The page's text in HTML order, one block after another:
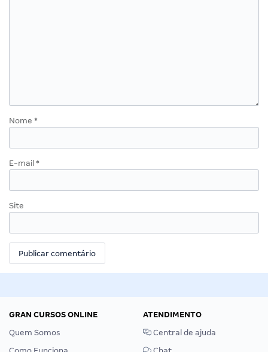
Nome *
E-mail *
Site
GRAN CURSOS ONLINE
Quem Somos
ATENDIMENTO
Central de ajuda